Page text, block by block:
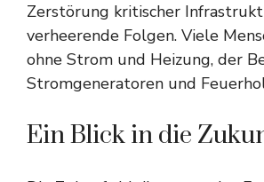
Zerstörung kritischer
verheerende Folgen. Viele
ohne Strom und Heizung, der
Stromgeneratoren und
Ein Blick in die